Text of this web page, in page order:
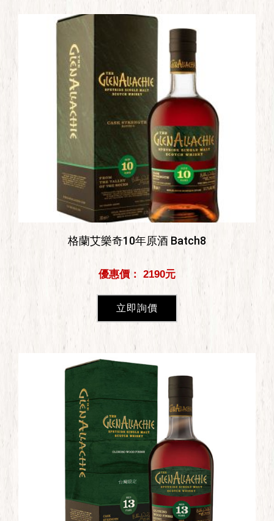
格蘭艾樂奇10年原酒 Batch8
優惠價： 2190元
立即詢價